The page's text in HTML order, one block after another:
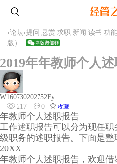
›论坛›提问 悬赏 求职 新闻 读书 功
版）
2019年年教师个人
W160730202752Fy
217
0 收藏
年教师个人述职报告
工作述职报告可以分为现任
级职务的述职报告。下面是整
20XX
年教师个人述职报告，欢迎借